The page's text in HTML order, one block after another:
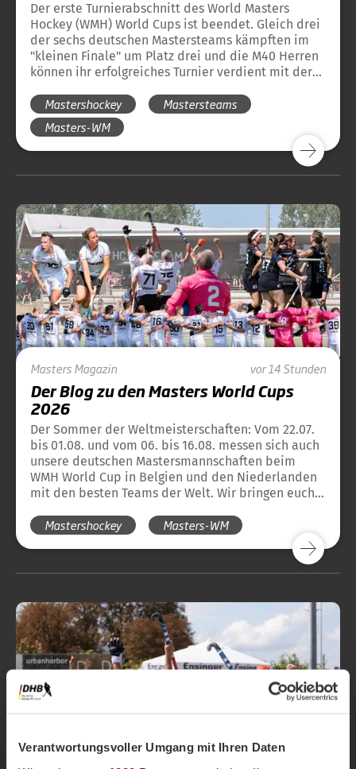
Verantwortungsvoller Umgang mit Ihren Daten
Der erste Turnierabschnitt des World Masters
Hockey (WMH) World Cups ist beendet. Gleich drei
der sechs deutschen Mastersteams kämpften im
"kleinen Finale" um Platz drei und die M40 Herren
können ihr erfolgreiches Turnier verdient mit der
sechs deutschen Teams im ersten Teil des WMH
World Cups.
Mastershockey
Mastersteams
Masters-WM
MastersMagazin vor 14 Stunden
Der Blog zu den Masters World Cups
2026
Der Sommer der Weltmeisterschaften: Vom 22.07.
bis 01.08. und vom 06. bis 16.08. messen sich auch
unsere deutschen Mastersmannschaften beim
WMH World Cup in Belgien und den Niederlanden
mit den besten Teams der Welt. Wir bringen euch
alle Ergebnisse unserer deutschen Teams in Blog-
Mastershockey Masters-WM